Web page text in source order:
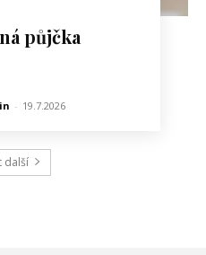
půjčka
- 19.7.2026
další